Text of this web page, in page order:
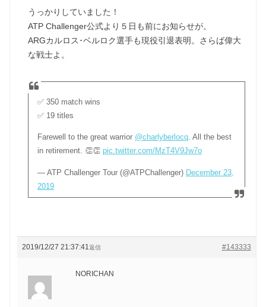
うっかりしていました！
ATP Challenger公式より５日も前にお知らせが。
ARGカルロス･ベルロク選手も現役引退表明。さらば偉大
な戦士よ。
✅ 350 match wins
✅ 19 titles
Farewell to the great warrior @charlyberlocq. All the best
in retirement. 👏👏pic.twitter.com/MzT4V9Jw7o
— ATP Challenger Tour (@ATPChallenger) December 23,
2019
2019/12/27 21:37:41 #143333
返信
NORICHAN